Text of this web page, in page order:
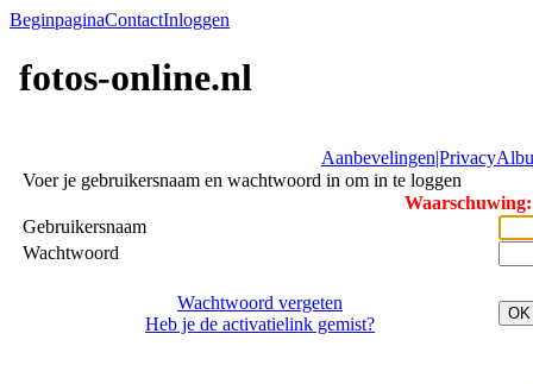
BeginpaginaContactInloggen
fotos-online.nl
Aanbevelingen|Privacy
Voer je gebruikersnaam en wachtwoord in om in te loggen
Gebruikersnaam
Wachtwoord
Wachtwoord vergeten
Heb je de activatielink gemist?
OK